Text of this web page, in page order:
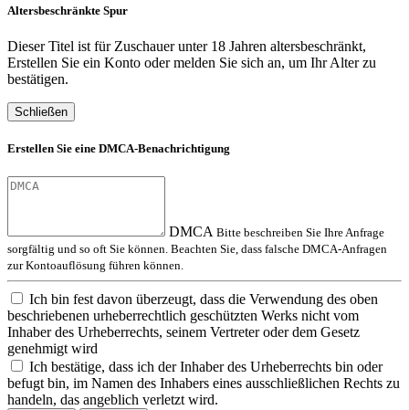
Altersbeschränkte Spur
Dieser Titel ist für Zuschauer unter 18 Jahren altersbeschränkt,
Erstellen Sie ein Konto oder melden Sie sich an, um Ihr Alter zu
bestätigen.
Schließen
Erstellen Sie eine DMCA-Benachrichtigung
DMCA Bitte beschreiben Sie Ihre Anfrage
sorgfältig und so oft Sie können. Beachten Sie, dass falsche DMCA-Anfragen
zur Kontoauflösung führen können.
Ich bin fest davon überzeugt, dass die Verwendung des oben
beschriebenen urheberrechtlich geschützten Werks nicht vom
Inhaber des Urheberrechts, seinem Vertreter oder dem Gesetz
genehmigt wird
Ich bestätige, dass ich der Inhaber des Urheberrechts bin oder
befugt bin, im Namen des Inhabers eines ausschließlichen Rechts zu
handeln, das angeblich verletzt wird.